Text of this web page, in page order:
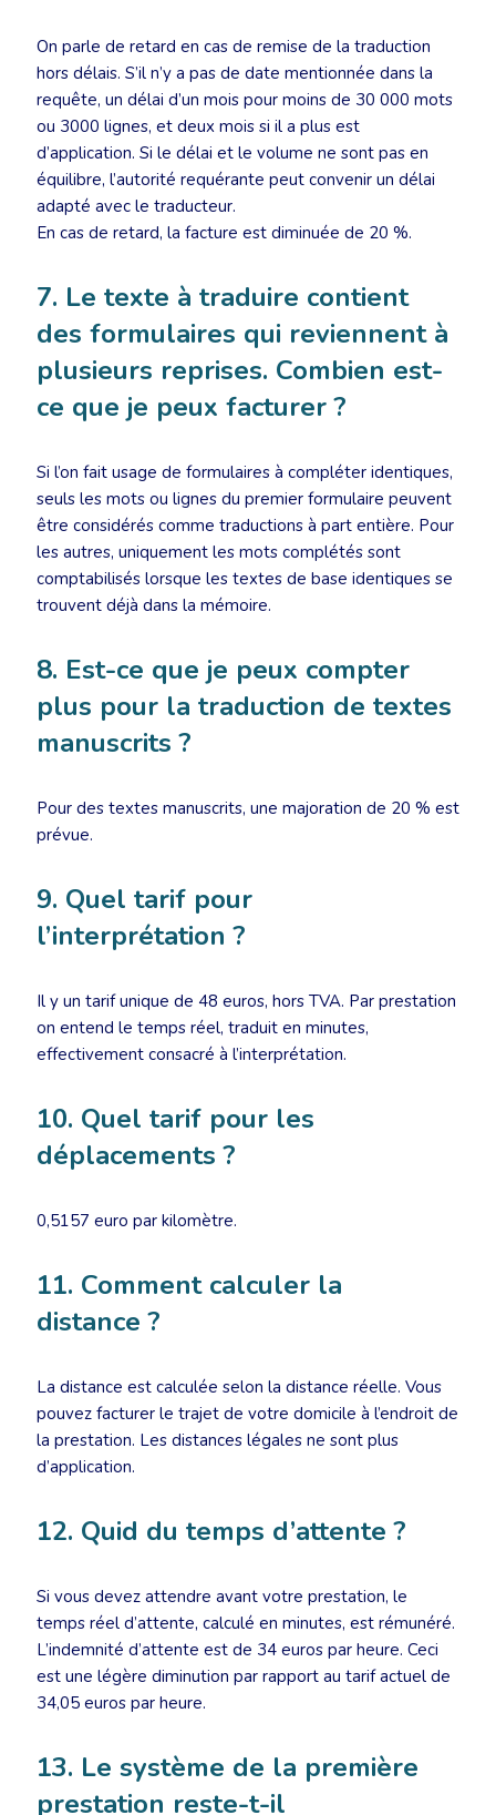
On parle de retard en cas de remise de la traduction
hors délais. S’il n’y a pas de date mentionnée dans la
requête, un délai d’un mois pour moins de 30 000 mots
ou 3000 lignes, et deux mois si il a plus est
d’application. Si le délai et le volume ne sont pas en
équilibre, l’autorité requérante peut convenir un délai
adapté avec le traducteur.
En cas de retard, la facture est diminuée de 20 %.
7. Le texte à traduire contient
des formulaires qui reviennent à
plusieurs reprises. Combien est-
ce que je peux facturer ?
Si l’on fait usage de formulaires à compléter identiques,
seuls les mots ou lignes du premier formulaire peuvent
être considérés comme traductions à part entière. Pour
les autres, uniquement les mots complétés sont
comptabilisés lorsque les textes de base identiques se
trouvent déjà dans la mémoire.
8. Est-ce que je peux compter
plus pour la traduction de textes
manuscrits ?
Pour des textes manuscrits, une majoration de 20 % est
prévue.
9. Quel tarif pour
l’interprétation ?
Il y un tarif unique de 48 euros, hors TVA. Par prestation
on entend le temps réel, traduit en minutes,
effectivement consacré à l’interprétation.
10. Quel tarif pour les
déplacements ?
0,5157 euro par kilomètre.
11. Comment calculer la
distance ?
La distance est calculée selon la distance réelle. Vous
pouvez facturer le trajet de votre domicile à l’endroit de
la prestation. Les distances légales ne sont plus
d’application.
12. Quid du temps d’attente ?
Si vous devez attendre avant votre prestation, le
temps réel d’attente, calculé en minutes, est rémunéré.
L’indemnité d’attente est de 34 euros par heure. Ceci
est une légère diminution par rapport au tarif actuel de
34,05 euros par heure.
13. Le système de la première
prestation reste-t-il